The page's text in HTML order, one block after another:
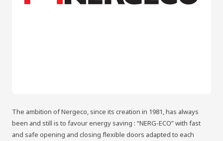
The ambition of Nergeco, since its creation in 1981, has always
been and still is to favour energy saving : “NERG-ECO” with fast
and safe opening and closing flexible doors adapted to each